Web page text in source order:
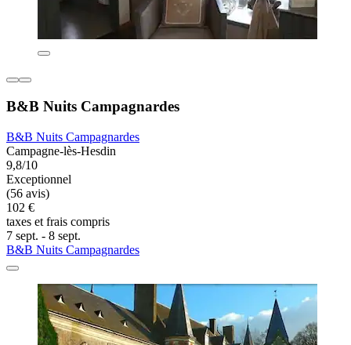
B&B Nuits Campagnardes
B&B Nuits Campagnardes
Campagne-lès-Hesdin
9,8/10
Exceptionnel
(56 avis)
102 €
taxes et frais compris
7 sept. - 8 sept.
B&B Nuits Campagnardes